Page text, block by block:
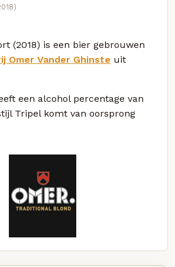
(2018) is een bier gebrouwen
Omer Vander Ghinste uit
een alcohol percentage van
Tripel komt van oorsprong